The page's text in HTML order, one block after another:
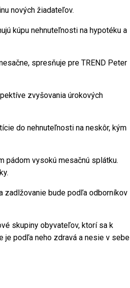
nových žiadateľov.
kúpu nehnuteľnosti na hypotéku a
spresňuje pre TREND Peter
zvyšovania úrokových
do nehnuteľnosti na neskôr, kým
pádom vysokú mesačnú splátku.
zadlžovanie bude podľa odborníkov
skupiny obyvateľov, ktorí sa k
je podľa neho zdravá a nesie v sebe